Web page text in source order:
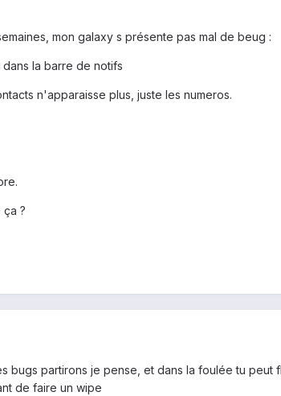
mon galaxy s présente pas mal de beug :
la barre de notifs
n'apparaisse plus, juste les numeros.
?
partirons je pense, et dans la foulée tu peut
de faire un wipe